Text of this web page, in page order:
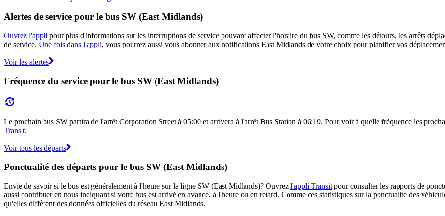
Alertes de service pour le bus SW (East Midlands)
Ouvrez l'appli pour plus d'informations sur les interruptions de service pouvant affecter l'horaire du bus SW, comme les détours, les arrêts
de service. Une fois dans l'appli, vous pourrez aussi vous abonner aux notifications East Midlands de votre choix pour planifier vos
Voir les alertes
Fréquence du service pour le bus SW (East Midlands)
Le prochain bus SW partira de l'arrêt Corporation Street à 05:00 et arrivera à l'arrêt Bus Station à 06:19. Pour voir à quelle fréquence les
Transit.
Voir tous les départs
Ponctualité des départs pour le bus SW (East Midlands)
Envie de savoir si le bus est généralement à l'heure sur la ligne SW (East Midlands)? Ouvrez l'appli Transit pour consulter les rapports de
aussi contribuer en nous indiquant si votre bus est arrivé en avance, à l'heure ou en retard. Comme ces statistiques sur la ponctualité des
qu'elles diffèrent des données officielles du réseau East Midlands.